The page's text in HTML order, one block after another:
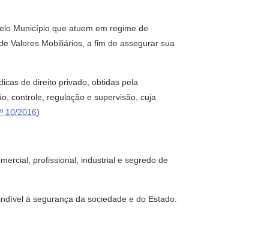
Município que atuem em regime de
Valores Mobiliários, a fim de assegurar sua
de direito privado, obtidas pela
controle, regulação e supervisão, cuja
10/2016)
profissional, industrial e segredo de
à segurança da sociedade e do Estado.